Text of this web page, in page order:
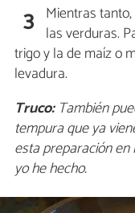
3 Mientras tanto,
las verduras.
trigo y la de maíz o
levadura.
Truco:También
tempura que ya
esta preparación
yo he hecho.